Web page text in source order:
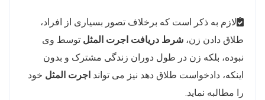
لازم به ذکر است که برخلاف تصور بسیاری از افراد،
طلاق دادن زن، شرط دریافت اجرت المثل توسط وی
نبوده، بلکه زن در طول دوران زندگی مشترک و بدون
اینکه، دادخواست طلاق دهد نیز می تواند اجرت المثل خود
را مطالبه نماید.